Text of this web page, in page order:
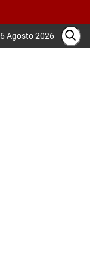
Agosto 2026